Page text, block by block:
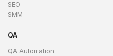
SEO
SMM
QA
QA Automation